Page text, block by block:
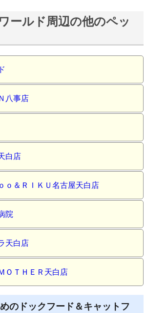
ールド周辺の他のペッ
八事店
白店
ｏ＆ＲＩＫＵ名古屋天白店
院
天白店
ＯＴＨＥＲ天白店
のドックフード＆キャットフ